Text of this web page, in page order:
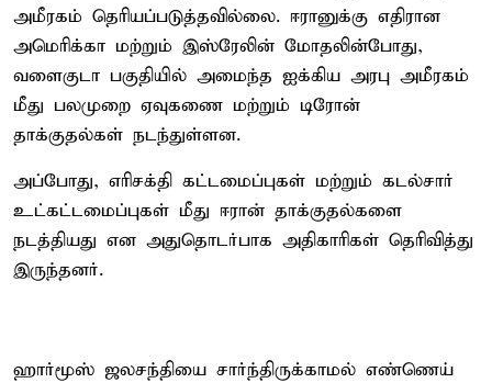
அமீரகம் தெரியப்படுத்தவில்லை. ஈரானுக்கு எதிரான
அமெரிக்கா மற்றும் இஸ்ரேலின் மோதலின்போது,
வளைகுடா பகுதியில் அமைந்த ஐக்கிய அரபு அமீரகம்
மீது பலமுறை ஏவுகணை மற்றும் டிரோன்
தாக்குதல்கள் நடந்துள்ளன.
அப்போது, எரிசக்தி கட்டமைப்புகள் மற்றும் கடல்சார்
உட்கட்டமைப்புகள் மீது ஈரான் தாக்குதல்களை
நடத்தியது என அதுதொடர்பாக அதிகாரிகள் தெரிவித்து
இருந்தனர்.
ஹார்மூஸ் ஜலசந்தியை சார்ந்திருக்காமல் எண்ணெய்